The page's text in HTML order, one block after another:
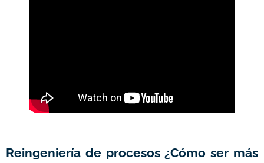
Reingeniería de procesos ¿Cómo ser más